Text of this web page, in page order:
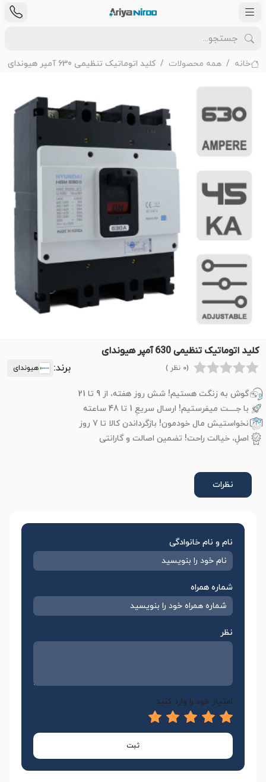
خانه همه محصولات کلید اتوماتیک تنظیمی 630 آمپر هیوندای
کلید اتوماتیک تنظیمی 630 آمپر هیوندای
(0 نظر ) برند: هیوندای
گوش به زنگت هستیم! شش روز هفته، از 9 تا 21
با جــــت میفرستیم! ارسال سریعِ 1 تا 48 ساعته
نخواستیش مال خودمون! بازگرداندن کالا تا 7 روز
اصلِ، خیالت راحت! تضمین اصالت و گارانتی
نظرات
نام و نام خانوادگی
شماره همراه
نظر
امتیاز خود را وارد کنید
ثبت